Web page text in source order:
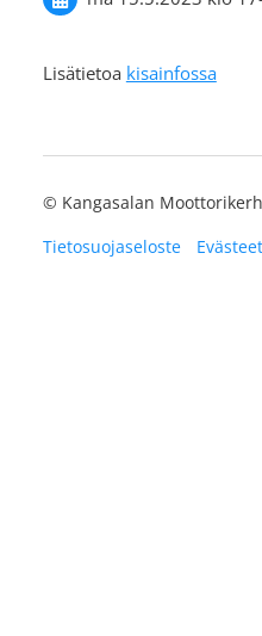
Lisätietoa kisainfossa
© Kangasalan
Tietosuojaseloste
Evästeet